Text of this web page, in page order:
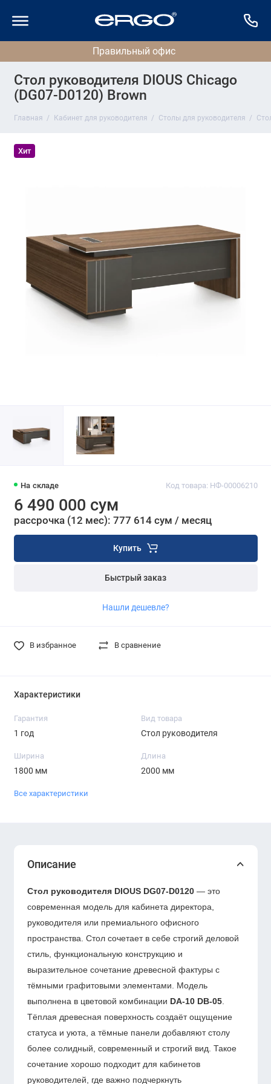
Стол руководителя DIOUS Chicago
(DG07-D0120) Brown
Главная Кабинет для руководителя Столы для руководителя
Хит
На складе Код товара: НФ-00006210
6 490 000 сум
рассрочка (12 мес): 777 614 сум / месяц
Купить
Быстрый заказ
Нашли дешевле?
В избранное В сравнение
Характеристики
Гарантия
1 год
Вид товара
Стол руководителя
Ширина
1800 мм
Длина
2000 мм
Все характеристики
Описание
Стол руководителя DIOUS DG07-D0120 — это
современная модель для кабинета директора,
руководителя или премиального офисного
пространства. Стол сочетает в себе строгий деловой
стиль, функциональную конструкцию и
выразительное сочетание древесной фактуры с
тёмными графитовыми элементами. Модель
выполнена в цветовой комбинации DA-10 DB-05
Тёплая древесная поверхность создаёт ощущение
статуса и уюта, а тёмные панели добавляют столу
более солидный, современный и строгий вид. Такое
сочетание хорошо подходит для кабинетов
руководителей, где важно подчеркнуть